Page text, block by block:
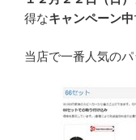
得なキャンペーン中
当店で一番人気のパ